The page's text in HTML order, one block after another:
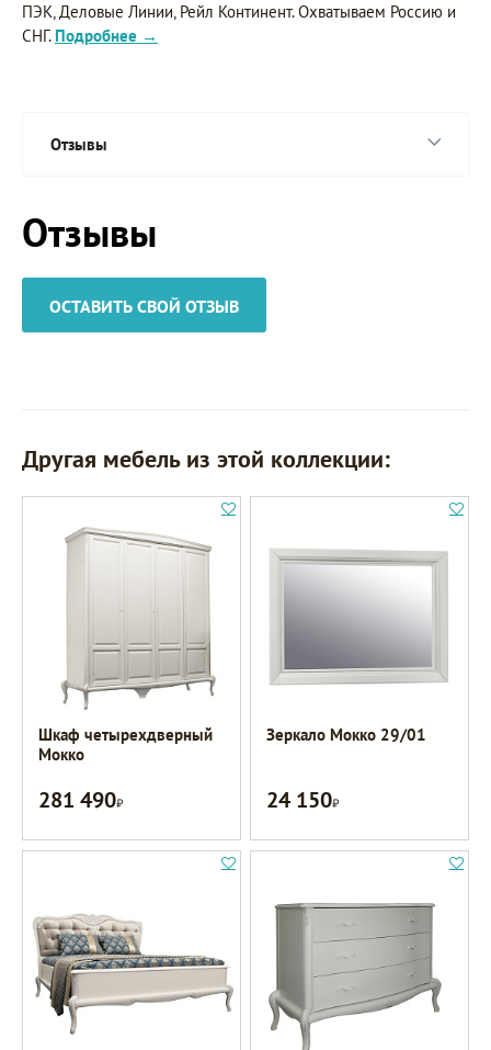
ПЭК, Деловые Линии, Рейл Континент. Охватываем Россию и
СНГ. Подробнее →
Отзывы
Отзывы
ОСТАВИТЬ СВОЙ ОТЗЫВ
Другая мебель из этой коллекции:
Шкаф четырехдверный
Мокко
281 490Р
Зеркало Мокко 29/01
24 150Р